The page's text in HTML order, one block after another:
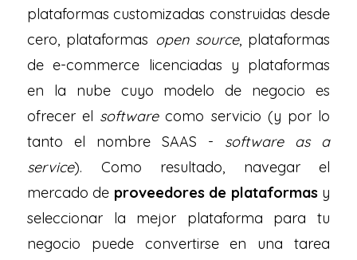
plataformas customizadas construidas desde
cero, plataformas open source, plataformas
de e-commerce licenciadas y plataformas
en la nube cuyo modelo de negocio es
ofrecer el software como servicio (y por lo
tanto el nombre SAAS - software as a
service). Como resultado, navegar el
mercado de proveedores de plataformasy
seleccionar la mejor plataforma para tu
negocio puede convertirse en una tarea